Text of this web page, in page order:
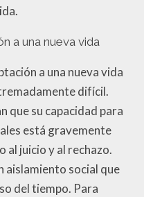
a una nueva vida
a una nueva vida
difícil.
que su capacidad para
está gravemente
al juicio y al rechazo.
aislamiento social que
del tiempo. Para